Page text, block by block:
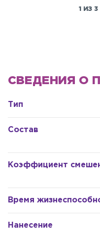
1 ИЗ 3
СВЕДЕНИЯ О
Тип
Состав
Коэффициент
Время
Нанесение